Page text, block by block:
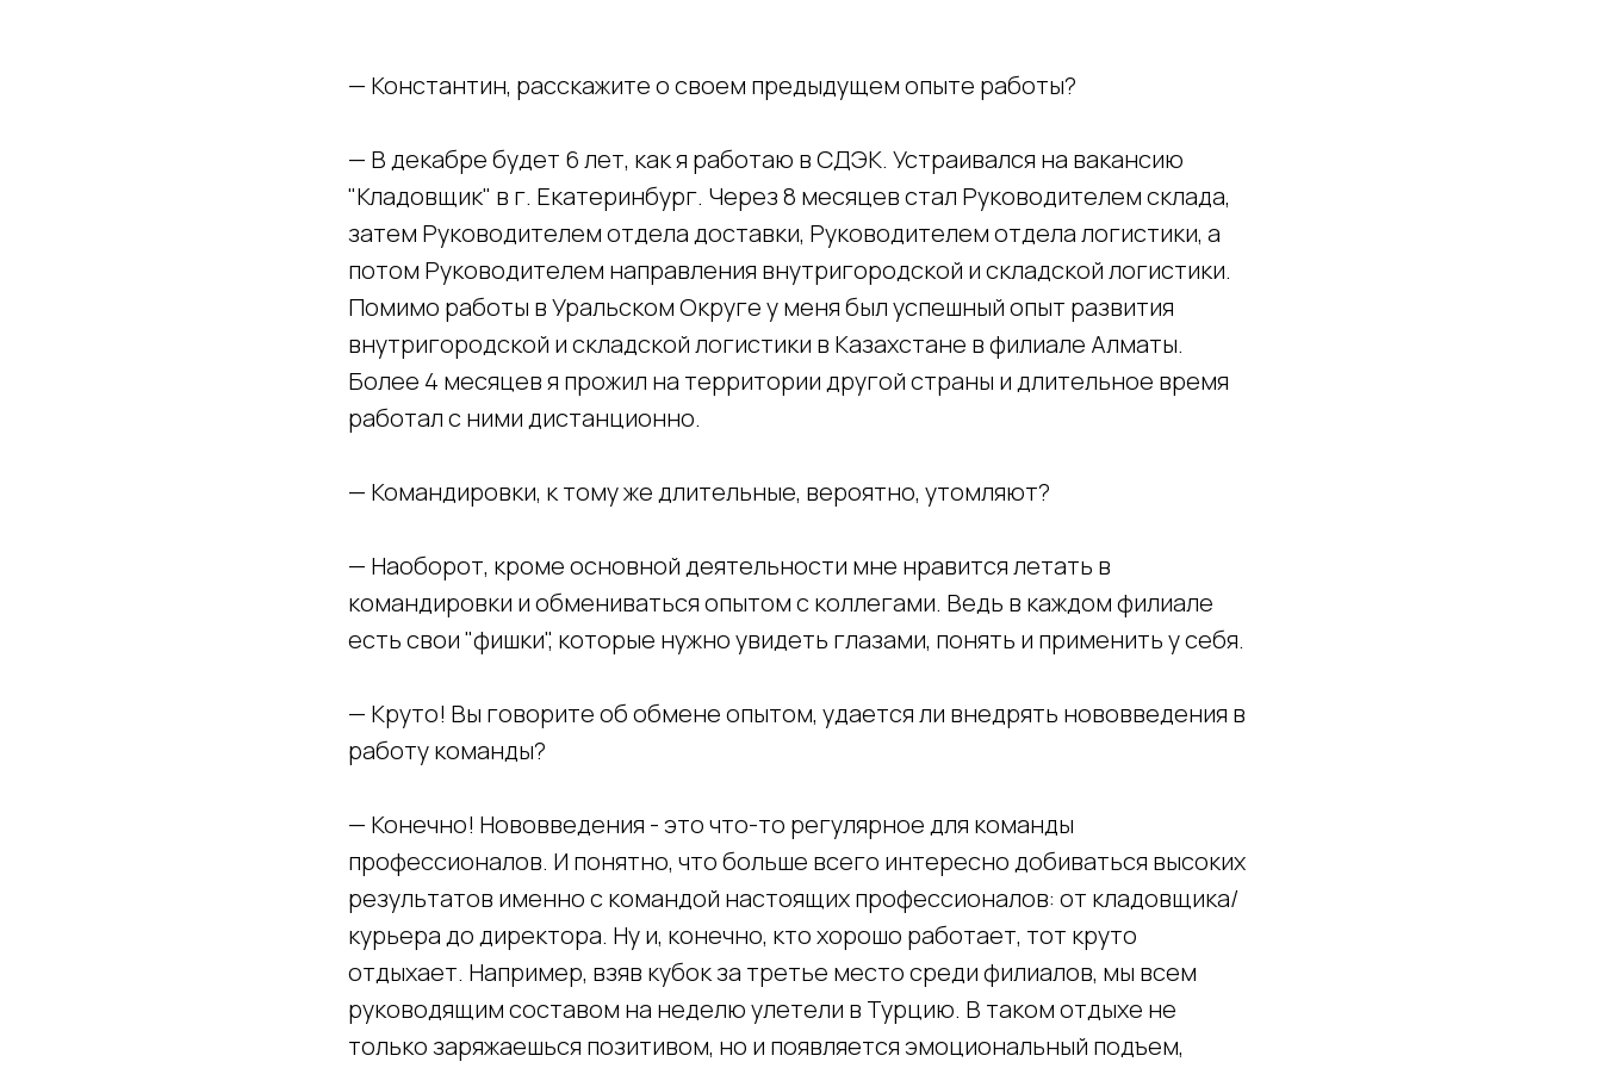
— Константин, расскажите о своем предыдущем опыте работы?
— В декабре будет 6 лет, как я работаю в СДЭК. Устраивался на вакансию
"Кладовщик" в г. Екатеринбург. Через 8 месяцев стал Руководителем склада,
затем Руководителем отдела доставки, Руководителем отдела логистики, а
потом Руководителем направления внутригородской и складской логистики.
Помимо работы в Уральском Округе у меня был успешный опыт развития
внутригородской и складской логистики в Казахстане в филиале Алматы.
Более 4 месяцев я прожил на территории другой страны и длительное время
работал с ними дистанционно.
— Командировки, к тому же длительные, вероятно, утомляют?
— Наоборот, кроме основной деятельности мне нравится летать в
командировки и обмениваться опытом с коллегами. Ведь в каждом филиале
есть свои "фишки", которые нужно увидеть глазами, понять и применить у себя.
— Круто! Вы говорите об обмене опытом, удается ли внедрять нововведения в
работу команды?
— Конечно! Нововведения - это что-то регулярное для команды
профессионалов. И понятно, что больше всего интересно добиваться высоких
результатов именно с командой настоящих профессионалов: от кладовщика/
курьера до директора. Ну и, конечно, кто хорошо работает, тот круто
отдыхает. Например, взяв кубок за третье место среди филиалов, мы всем
руководящим составом на неделю улетели в Турцию. В таком отдыхе не
только заряжаешься позитивом, но и появляется эмоциональный подъем,